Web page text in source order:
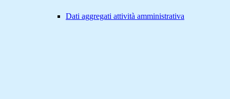
Dati aggregati attività amministrativa